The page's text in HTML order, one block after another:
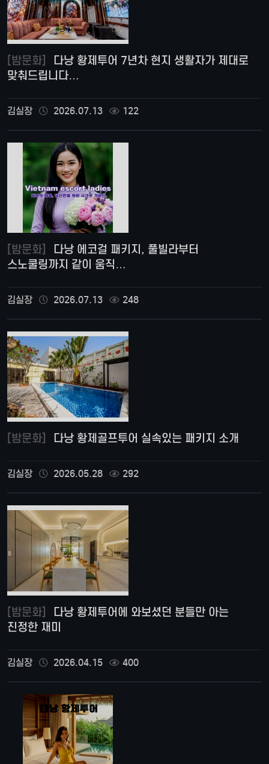
[밤문화]
맞춰드립니다…
김실장 2026.07.13 122
[밤문화]
스노쿨링까지 같이 움직…
김실장 2026.07.13 248
[밤문화] 다낭 황제골프투어 실속있는 패키지 소개
김실장 2026.05.28 292
[밤문화]
진정한 재미
김실장 2026.04.15 400